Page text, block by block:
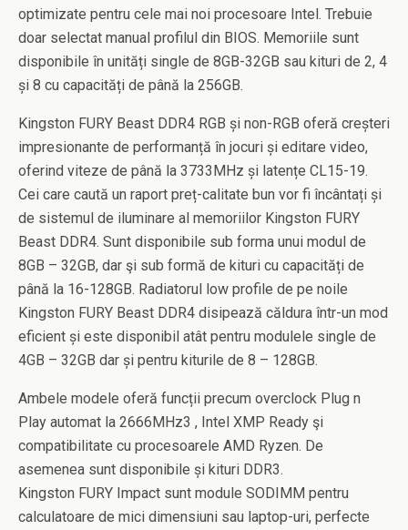
optimizate pentru cele mai noi procesoare Intel. Trebuie
doar selectat manual profilul din BIOS. Memoriile sunt
disponibile în unități single de 8GB-32GB sau kituri de 2, 4
și 8 cu capacități de până la 256GB.
Kingston FURY Beast DDR4 RGB și non-RGB oferă creșteri
impresionante de performanță în jocuri și editare video,
oferind viteze de până la 3733MHz și latențe CL15-19.
Cei care caută un raport preț-calitate bun vor fi încântați și
de sistemul de iluminare al memoriilor Kingston FURY
Beast DDR4. Sunt disponibile sub forma unui modul de
8GB – 32GB, dar şi sub formă de kituri cu capacități de
până la 16-128GB. Radiatorul low profile de pe noile
Kingston FURY Beast DDR4 disipează căldura într-un mod
eficient și este disponibil atât pentru modulele single de
4GB – 32GB dar și pentru kiturile de 8 – 128GB.
Ambele modele oferă funcții precum overclock Plug n
Play automat la 2666MHz3 , Intel XMP Ready şi
compatibilitate cu procesoarele AMD Ryzen. De
asemenea sunt disponibile și kituri DDR3.
Kingston FURY Impact sunt module SODIMM pentru
calculatoare de mici dimensiuni sau laptop-uri, perfecte